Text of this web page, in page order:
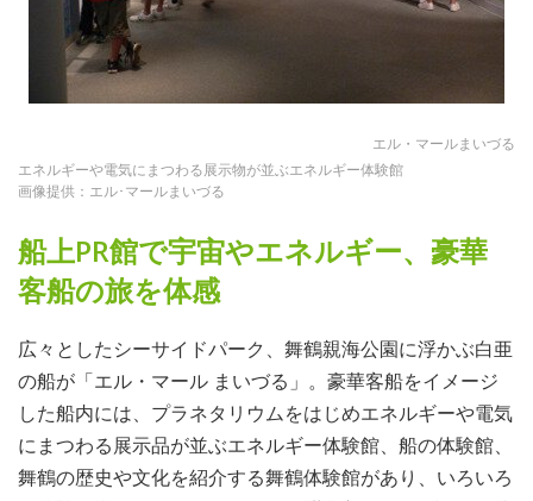
エル・マールまいづる
エネルギーや電気にまつわる展示物が並ぶエネルギー体験館
画像提供：エル･マールまいづる
船上PR館で宇宙やエネルギー、豪華
客船の旅を体感
広々としたシーサイドパーク、舞鶴親海公園に浮かぶ白亜
の船が「エル・マール まいづる」。豪華客船をイメージ
した船内には、プラネタリウムをはじめエネルギーや電気
にまつわる展示品が並ぶエネルギー体験館、船の体験館、
舞鶴の歴史や文化を紹介する舞鶴体験館があり、いろいろ